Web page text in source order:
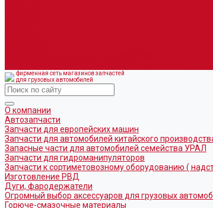
фирменная сеть магазинов запчастей
для грузовых автомобилей
О компании
Автозапчасти
Запчасти для европейских машин
Запчасти для автомобилей китайского
Запасные части для автомобилей семейства УРАЛ
Запчасти для гидроманипуляторов
Запчасти к сортиметовозному оборудованию (
Изготовление РВД
Дуги, фародержатели
Огромный выбор аксессуаров для грузовых
Горюче-смазочные материалы